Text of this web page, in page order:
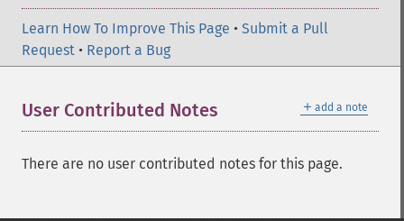
Learn How To Improve This Page • Submit a Pull
Request • Report a Bug
＋ add a note
User Contributed Notes
There are no user contributed notes for this page.